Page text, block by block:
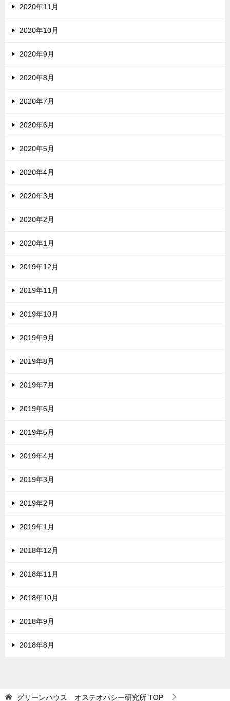
2020年11月
2020年10月
2020年9月
2020年8月
2020年7月
2020年6月
2020年5月
2020年4月
2020年3月
2020年2月
2020年1月
2019年12月
2019年11月
2019年10月
2019年9月
2019年8月
2019年7月
2019年6月
2019年5月
2019年4月
2019年3月
2019年2月
2019年1月
2018年12月
2018年11月
2018年10月
2018年9月
2018年8月
グリーンハウス オステオパシー研究所 TOP